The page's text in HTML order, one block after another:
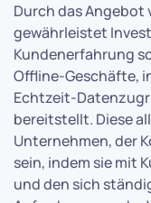
Durch das Angebot
gewährleistet
Kundenerfahrung
Offline-Geschäfte,
Echtzeit-
bereitstellt. Diese
Unternehmen, der
sein, indem sie mit
und den sich